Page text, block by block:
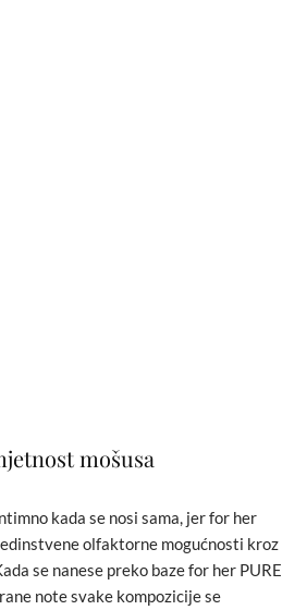
mošusa
kada se nosi sama, jer for her
olfaktorne mogućnosti kroz
se nanese preko baze for her PURE
note svake kompozicije se